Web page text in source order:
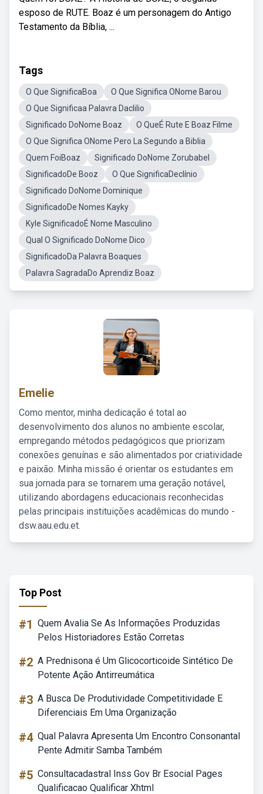
esposo de RUTE. Boaz é um personagem do Antigo
Testamento da Bíblia, ...
Tags
O Que SignificaBoa
O Que Significa ONome Barou
O Que Significaa Palavra Daclilio
Significado DoNome Boaz
O QueÉ Rute E Boaz Filme
O Que Significa ONome Pero La Segundo a Biblia
Quem FoiBoaz
Significado DoNome Zorubabel
SignificadoDe Booz
O Que SignificaDeclínio
Significado DoNome Dominique
SignificadoDe Nomes Kayky
Kyle SignificadoÉ Nome Masculino
Qual O Significado DoNome Dico
SignificadoDa Palavra Boaques
Palavra SagradaDo Aprendiz Boaz
Emelie
Como mentor, minha dedicação é total ao
desenvolvimento dos alunos no ambiente escolar,
empregando métodos pedagógicos que priorizam
conexões genuínas e são alimentados por criatividade
e paixão. Minha missão é orientar os estudantes em
sua jornada para se tornarem uma geração notável,
utilizando abordagens educacionais reconhecidas
pelas principais instituições acadêmicas do mundo -
dsw.aau.edu.et.
Top Post
#1 Quem Avalia Se As Informações Produzidas
Pelos Historiadores Estão Corretas
#2 A Prednisona é Um Glicocorticoide Sintético De
Potente Ação Antirreumática
#3 A Busca De Produtividade Competitividade E
Diferenciais Em Uma Organização
#4 Qual Palavra Apresenta Um Encontro Consonantal
Pente Admitir Samba Também
#5 Consultacadastral Inss Gov Br Esocial Pages
Qualificacao Qualificar Xhtml